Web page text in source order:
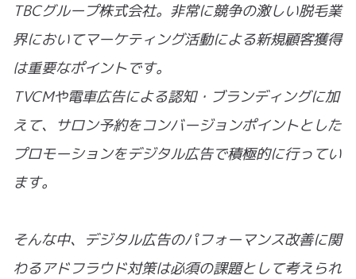
TBCグループ株式会社。非常に競争の激しい脱毛業
界においてマーケティング活動による新規顧客獲得
は重要なポイントです。
TVCMや電車広告による認知・ブランディングに加
えて、サロン予約をコンバージョンポイントとした
プロモーションをデジタル広告で積極的に行ってい
ます。
そんな中、デジタル広告のパフォーマンス改善に関
わるアドフラウド対策は必須の課題として考えられ